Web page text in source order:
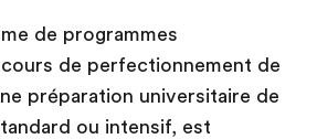
de programmes
cours de perfectionnement de
préparation universitaire de
ou intensif, est